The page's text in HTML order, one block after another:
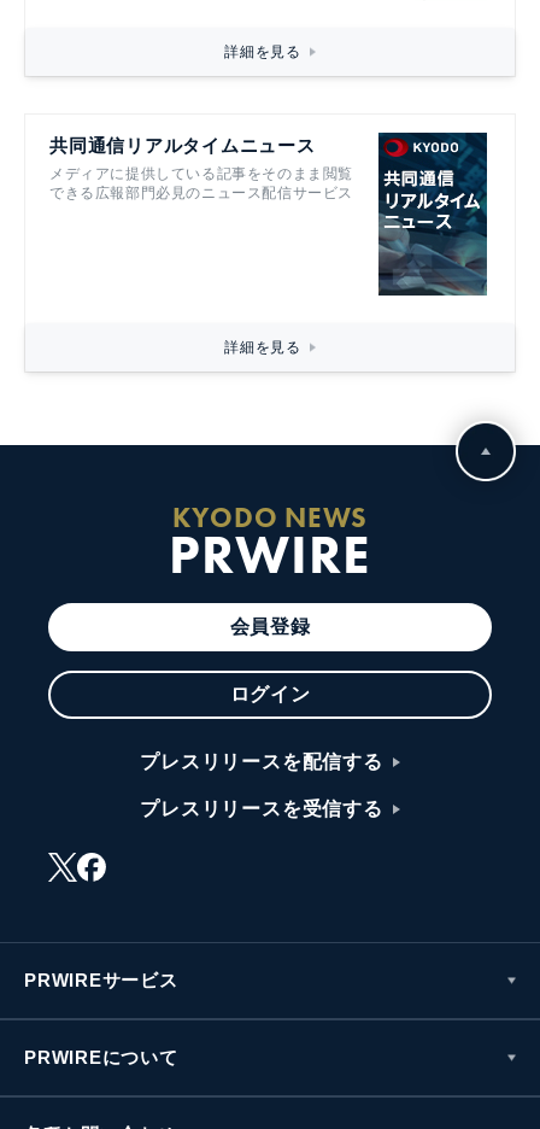
詳細を見る
共同通信リアルタイムニュース
メディアに提供している記事をそのまま閲覧
できる広報部門必見のニュース配信サービス
詳細を見る
KYODO NEWS
PRWIRE
会員登録
ログイン
プレスリリースを配信する
プレスリリースを受信する
PRWIREサービス
PRWIREについて